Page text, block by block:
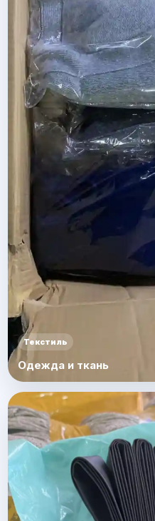
Текстиль
Одежда и ткань